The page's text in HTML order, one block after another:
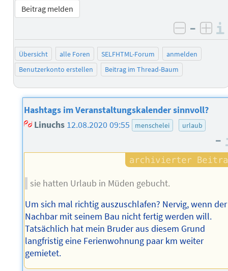
Beitrag melden
negativ
–
Übersicht alle Foren SELFHTML-Forum
anmelden
Benutzerkonto erstellen
Beitrag im Thread-Baum
Hashtags im Veranstaltungskalender sinnvoll?
Linuchs 12.08.2020 09:55 menschelei urlaub
–
sie hatten Urlaub in Müden gebucht.
Um sich mal richtig auszuschlafen? Nervig, wenn der
Nachbar mit seinem Bau nicht fertig werden will.
Tatsächlich hat mein Bruder aus diesem Grund
langfristig eine Ferienwohnung paar km weiter
gemietet.